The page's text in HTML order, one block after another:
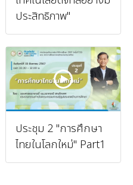
ประสิทธิภาพ"
ประชุม 2 "การศึกษา
ไทยในโลกใหม่" Part1